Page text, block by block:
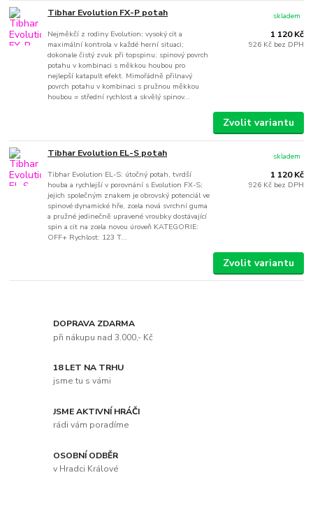
Tibhar Evolution FX-P potah
Nejměkčí z rodiny Evolution; vysoký cit a
maximální kontrola v každé herní situaci;
dokonale čistý zvuk při topspinu; spinový povrch
potahu v kombinaci s měkkou houbou pro
nejlepší katapult efekt. Mimořádně přilnavý
povrch potahu v kombinaci s pružnou měkkou
houbou = střední rychlost a skvělý spinov...
1 120 Kč
926 Kč bez DPH
skladem
Zvolit variantu
Tibhar Evolution EL-S potah
Tibhar Evolution EL-S: útočný potah, tvrdší
houba a rychlejší v porovnání s Evolution FX-S;
jejich společným znakem je obrovský potenciál ve
spinové dynamické hře, zcela nová svrchní guma
a pružné jedinečně upravené vroubky dostávající
spin a cit na zcela novou úroveň KATEGORIE:
OFF+ Rychlost: 123 T...
1 120 Kč
926 Kč bez DPH
skladem
Zvolit variantu
DOPRAVA ZDARMA
při nákupu nad 3.000,- Kč
18 LET NA TRHU
jsme tu s vámi
JSME AKTIVNÍ HRÁČI
rádi vám poradíme
OSOBNÍ ODBĚR
v Hradci Králové